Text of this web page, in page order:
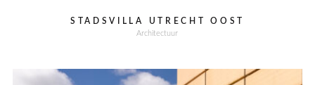
STADSVILLA UTRECHT OOST
Architectuur